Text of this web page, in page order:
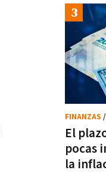
El
pocas
la
FINANZAS